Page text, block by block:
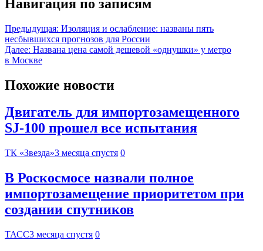
Навигация по записям
Предыдущая: Изоляция и ослабление: названы пять
несбывшихся прогнозов для России
Далее: Названа цена самой дешевой «однушки» у метро
в Москве
Похожие новости
Двигатель для импортозамещенного
SJ-100 прошел все испытания
ТК «Звезда»3 месяца спустя 0
В Роскосмосе назвали полное
импортозамещение приоритетом при
создании спутников
ТАСС3 месяца спустя 0